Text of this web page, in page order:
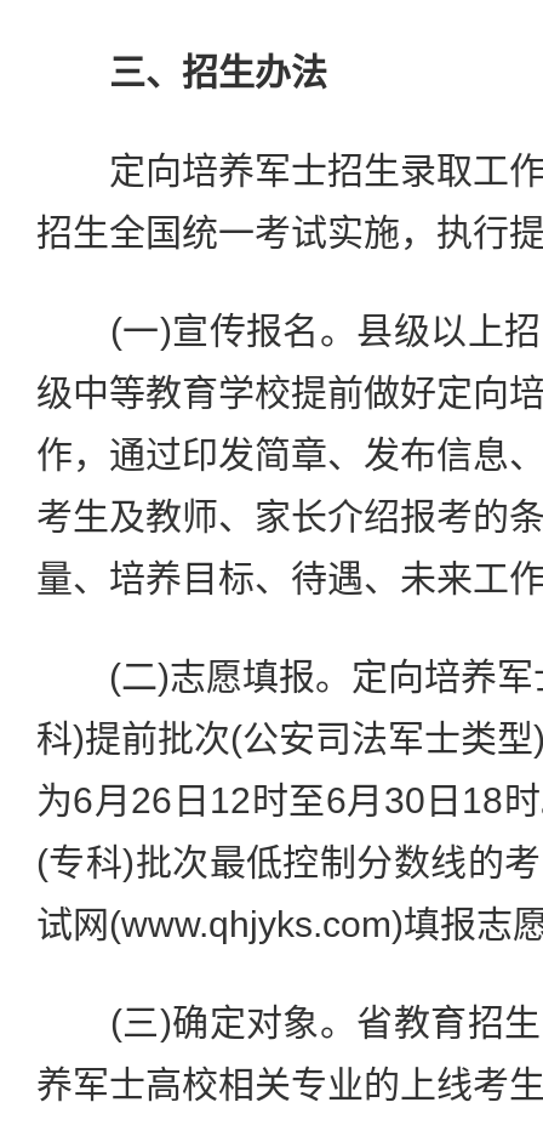
三、招生办法
定向培养军士招生录取工作
招生全国统一考试实施，执行
(一)宣传报名。县级以上招
级中等教育学校提前做好定向
作，通过印发简章、发布信息
考生及教师、家长介绍报考的
量、培养目标、待遇、未来工
(二)志愿填报。定向培养军
科)提前批次(公安司法军士类
为6月26日12时至6月30日18
(专科)批次最低控制分数线的
试网(www.qhjyks.com)填报志
(三)确定对象。省教育招生
养军士高校相关专业的上线考